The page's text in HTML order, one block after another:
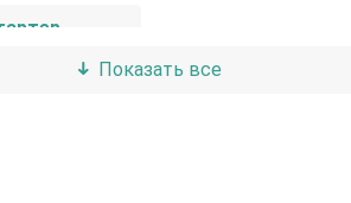
Показать все